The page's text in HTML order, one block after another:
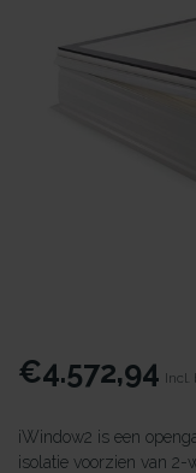
€4.572,94 Incl.
iWindow2 is een
isolatie voorzien van 2-